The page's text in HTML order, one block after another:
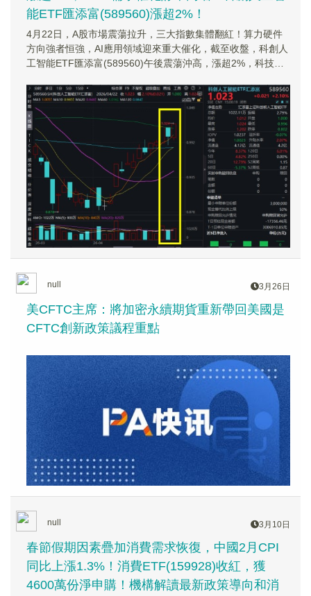
能ETF匯添富(589560)漲超2%！
4月22日，A股市場震蕩拉升，三大指數集體翻紅！算力硬件
方向強者恒強，AI應用領域迎來重大催化，截至收盤，科創人
工智能ETF匯添富(589560)午後震蕩沖高，漲超2%，科技主
null 3月26日
美CFTC主席：將加密永續期貨重新帶回美國是
CFTC創新政策議程重點
null 3月10日
春節假期因素疊加消費需求恢復，中國2月CPI
同比上漲1.3%！消費ETF(159928)收紅，獲
4600萬份淨申購！機構解讀最新政策導向和消